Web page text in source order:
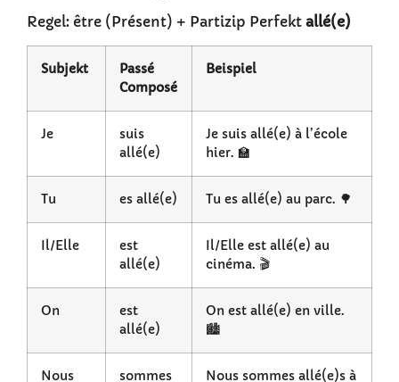
Regel: être (Présent) + Partizip Perfekt allé(e)
Subjekt
Passé
Composé
Beispiel
Je
suis
allé(e)
Je suis allé(e) à l’école
hier. 🏫
Tu es allé(e) Tu es allé(e) au parc. 🌳
Il/Elle
est
allé(e)
Il/Elle est allé(e) au
cinéma. 🎬
On
est
allé(e)
On est allé(e) en ville.
🏙️
Nous sommes Nous sommes allé(e)s à